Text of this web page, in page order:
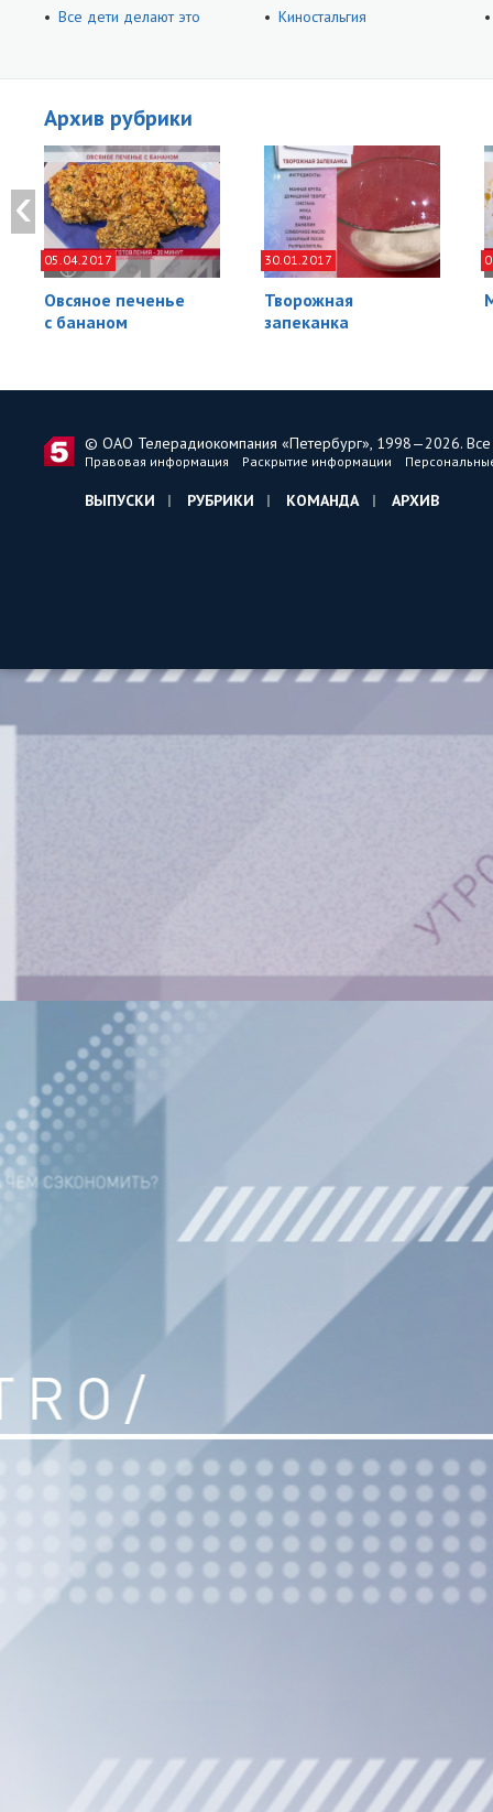
Все дети делают это
Киностальгия
Архив рубрики
05.04.2017
Овсяное печенье
с бананом
30.01.2017
Творожная
запеканка
© ОАО Телерадиокомпания «Петербург», 1998—2026.
Правовая информация Раскрытие информации
ВЫПУСКИ РУБРИКИ КОМАНДА АРХИВ